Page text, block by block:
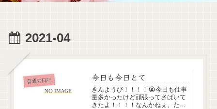
2021-04
普通の日記 今日も今日とて
きんようび！！！！😭今日も仕事
量多かったけど頑張ってさばいて
きたよ！！！！なんかねぇ、たぶ